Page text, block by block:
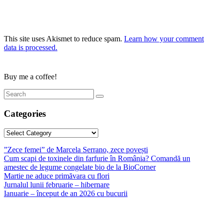
This site uses Akismet to reduce spam. Learn how your comment
data is processed.
Buy me a coffee!
Categories
Categories
”Zece femei” de Marcela Serrano, zece povești
Cum scapi de toxinele din farfurie în România? Comandă un
amestec de legume congelate bio de la BioCorner
Martie ne aduce primăvara cu flori
Jurnalul lunii februarie – hibernare
Ianuarie – început de an 2026 cu bucurii